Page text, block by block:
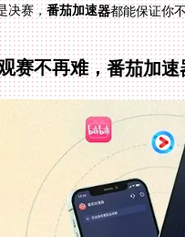
决赛，番茄加速器都能保证你
赛不再难，番茄加